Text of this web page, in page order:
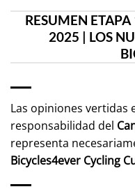
RESUMEN
2025 | LOS
Las opiniones vertidas
responsabilidad del
representa
Bicycles4ever Cycling